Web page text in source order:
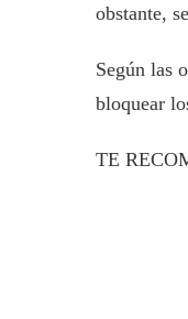
obstante,
Según las
bloquear
TE